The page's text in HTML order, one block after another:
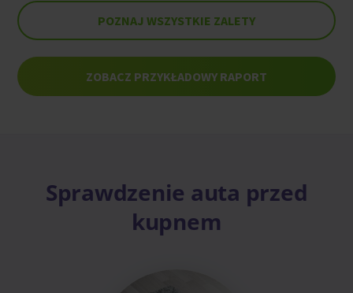
POZNAJ WSZYSTKIE ZALETY
ZOBACZ PRZYKŁADOWY RAPORT
Sprawdzenie auta przed
kupnem